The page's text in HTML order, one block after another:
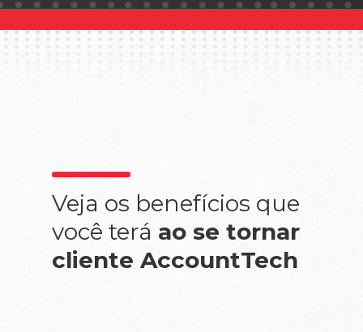
Veja os benefícios que
você terá ao se tornar
cliente AccountTech